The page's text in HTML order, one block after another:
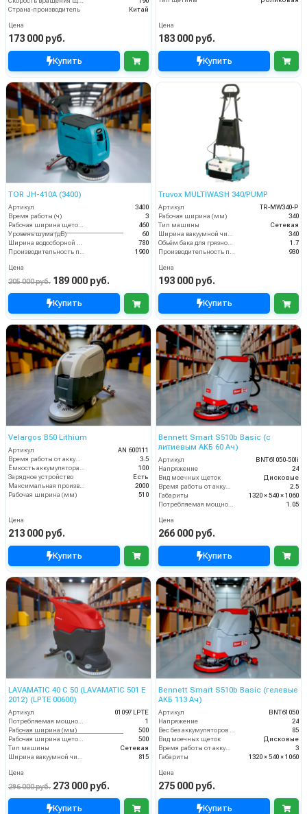
Страна-производитель
Китай
Цена
173 000 руб.
Купить
Цена
183 000 руб.
Купить
TOR JH-410A (3400)
Артикул
3400
Время работы (ч)
3
Рабочая ширина щеток (мм)
460
Уровень шума (дБ)
60
Ширина водосборной рейки
780
Производительность по площади (м2/ч)
1900
Цена
205 000 руб. 189 000 руб.
Купить
Truvox MULTIWASH 340/PUMP
Артикул
TR-MW340-P
Рабочая ширина (мм)
340
Тип машины
Сетевая
Ширина вакуумной чистки (мм)
340
Объём бака для грязной воды (пыли) (л)
1.7
Производительность по площади (м2/ч)
930
Цена
193 000 руб.
Купить
Velargos B50 Lithium
Артикул
AN 600111
Время работы от аккумуляторов (ч)
3.5
100
Зарядное устройство
Есть
2000
Рабочая ширина (мм)
510
Цена
213 000 руб.
Купить
Bennett Smart S510b Basic (с
литиевым АКБ 60 Ач)
Артикул
BNT61050-50li
Напряжение
24
Вид моечных щеток
Дисковые
Время работы от аккумуляторов (ч)
2.5
Габариты
1320 × 540 × 1060
1.05
Цена
266 000 руб.
Купить
LAVAMATIC 40 C 50 (LAVAMATIC 501 E
2012) (LPTE 00600)
Артикул
01097 LPTE
1
Рабочая ширина (мм)
500
500
Тип машины
Сетевая
815
Цена
296 000 руб. 273 000 руб.
Купить
Bennett Smart S510b Basic (гелевые
АКБ 113 Ач)
Артикул
BNT61050
Напряжение
24
85
Вид моечных щеток
Дисковые
Время работы от аккумуляторов (ч)
3
Габариты
1320 × 540 × 1060
Цена
275 000 руб.
Купить